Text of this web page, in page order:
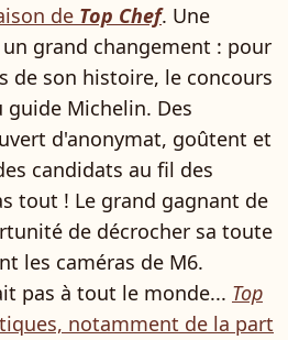
de Top Chef. Une
grand changement : pour
de son histoire, le concours
guide Michelin. Des
d'anonymat, goûtent et
candidats au fil des
tout ! Le grand gagnant de
de décrocher sa toute
les caméras de M6.
pas à tout le monde... Top
notamment de la part